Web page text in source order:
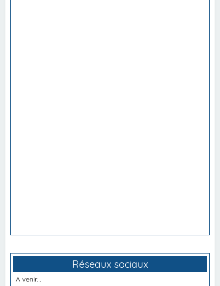
Réseaux sociaux
A venir...